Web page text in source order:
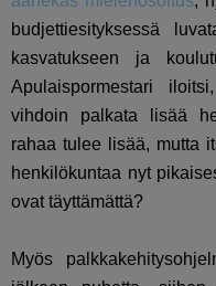
budjettiesityksessä
kasvatukseen ja
Apulaispormestari
vihdoin palkata lisää
rahaa tulee lisää, mutta
henkilökuntaa nyt
ovat täyttämättä?
Myös